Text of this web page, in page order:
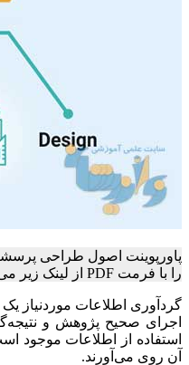
پاورپوینت اصول طراحی
را با فرمت PDF از لینک زیر می‌توانید دانلود کنید.
گردآوری اطلاعات موردنیاز
اجرای صحیح پژوهش و
استفاده از اطلاعات موجود
آن روی می‌آورند.